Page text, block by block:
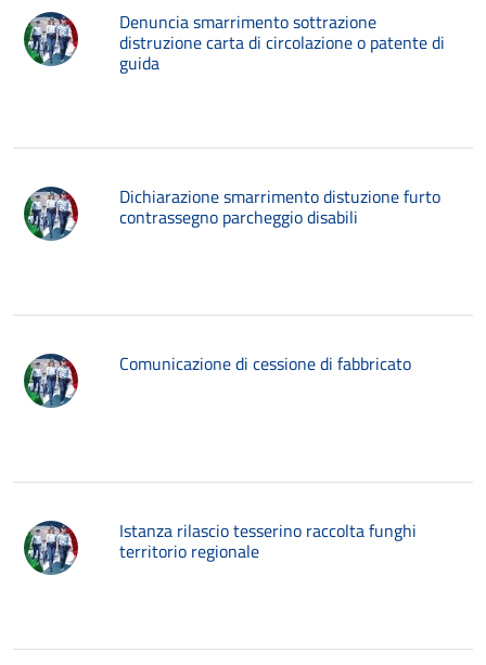
Denuncia smarrimento sottrazione
distruzione carta di circolazione o patente di
guida
Dichiarazione smarrimento distuzione furto
contrassegno parcheggio disabili
Comunicazione di cessione di fabbricato
Istanza rilascio tesserino raccolta funghi
territorio regionale